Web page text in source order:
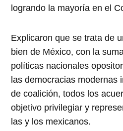
logrando la mayoría en el
Explicaron que se trata de
bien de México, con la
políticas nacionales
las democracias modernas
de coalición, todos los
objetivo privilegiar y
las y los mexicanos.